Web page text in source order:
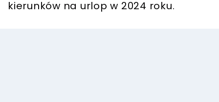
kierunków na urlop w 2024 roku.